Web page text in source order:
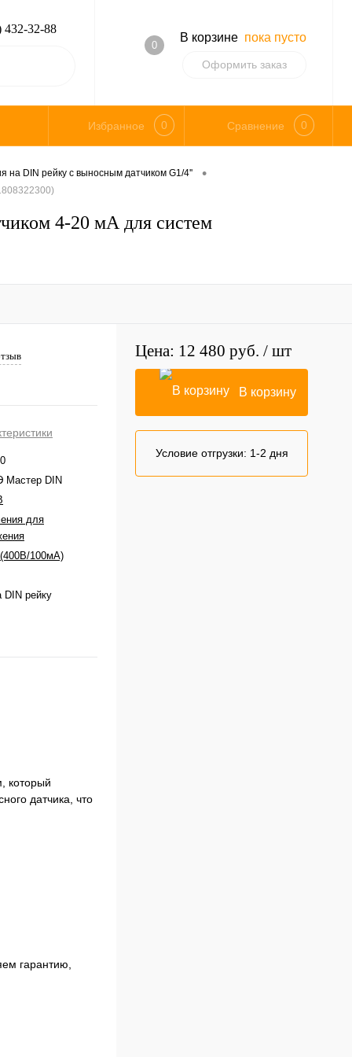
432-32-88
0
В корзине пока пусто
Оформить заказ
Избранное 0 Сравнение 0
на DIN рейку с выносным датчиком G1/4'' •
4-20 мА для систем
Мастер DIN
для
100мА)
DIN рейку
который
датчика, что
гарантию,
Цена: 12 480 руб. / шт
В корзину
Условие отгрузки: 1-2 дня